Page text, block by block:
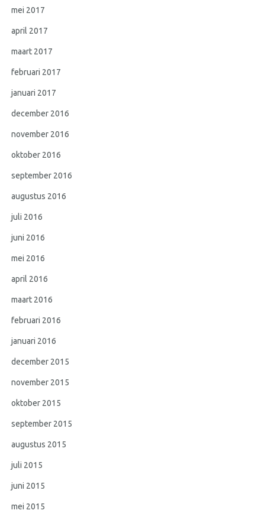
mei 2017
april 2017
maart 2017
februari 2017
januari 2017
december 2016
november 2016
oktober 2016
september 2016
augustus 2016
juli 2016
juni 2016
mei 2016
april 2016
maart 2016
februari 2016
januari 2016
december 2015
november 2015
oktober 2015
september 2015
augustus 2015
juli 2015
juni 2015
mei 2015